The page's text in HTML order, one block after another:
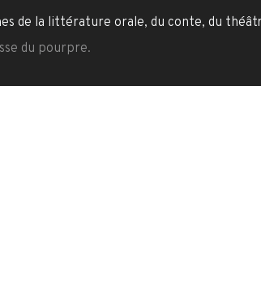
de la littérature orale, du conte, du
du pourpre.